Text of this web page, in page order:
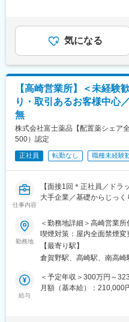
病院の業務の中で、患者
す。今回募集している「
も、医療事務を担当する
域医療連携室」、医師の
があります。
献性も高く、今後の高齢
です。 また、病院や介護
様、利用者様へのサービ
■キャリアアップについて：
本人の頑張りを昇給、昇格
た、事業拡大に伴い、新規
アップが見込めます。 ※実
社の方もいらっしゃいます。
■会社情報：
会社です。
レンタルだけでなく、病
す。そのため医療・介護
ットがあります。拠点は北
増益と確実に業績伸長して
無＞有＜残業手当＞有＜
を考慮するため上下する
10月/売上実績だけでなく
評価も重視）・年収例：
万円(係長/入社3-5年)賃金
通じて上下する可能性があ
表記です。
気になる
【高崎営業所】＜未経験
り・取引あるお客様中心
無
株式会社富士薬品【配置薬シェア
500）認定
正社員 転勤なし 職種未経験
仕事内容
【面接1回＊正社員／ド
大手企業／基礎からじっ
■職務内容：
担当エリアのお客様（個
箱）や健康食品の提案をお
※既に、取引のあるお客様
＜仕事の流れ＞
勤務地
＜勤務地詳細＞高崎営業
喫煙対策：屋内全面禁煙
【最寄り駅】
倉賀野駅、高崎駅、南高崎
給与
＜予定年収＞300万円～
月額（基本給）：210,000